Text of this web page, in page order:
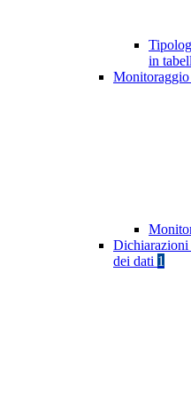
in
Dichiarazioni
dei dati 1